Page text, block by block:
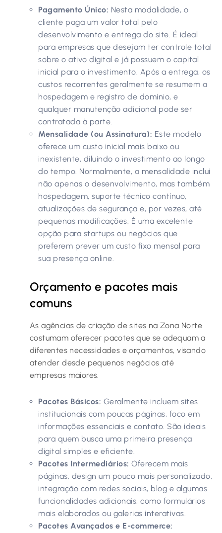
Pagamento Único: Nesta modalidade, o
cliente paga um valor total pelo
desenvolvimento e entrega do site. É ideal
para empresas que desejam ter controle total
sobre o ativo digital e já possuem o capital
inicial para o investimento. Após a entrega, os
custos recorrentes geralmente se resumem a
hospedagem e registro de domínio, e
qualquer manutenção adicional pode ser
contratada à parte.
Mensalidade (ou Assinatura): Este modelo
oferece um custo inicial mais baixo ou
inexistente, diluindo o investimento ao longo
do tempo. Normalmente, a mensalidade inclui
não apenas o desenvolvimento, mas também
hospedagem, suporte técnico contínuo,
atualizações de segurança e, por vezes, até
pequenas modificações. É uma excelente
opção para startups ou negócios que
preferem prever um custo fixo mensal para
sua presença online.
Orçamento e pacotes mais
comuns
As agências de criação de sites na Zona Norte
costumam oferecer pacotes que se adequam a
diferentes necessidades e orçamentos, visando
atender desde pequenos negócios até
empresas maiores.
Pacotes Básicos: Geralmente incluem sites
institucionais com poucas páginas, foco em
informações essenciais e contato. São ideais
para quem busca uma primeira presença
digital simples e eficiente.
Pacotes Intermediários: Oferecem mais
páginas, design um pouco mais personalizado,
integração com redes sociais, blog e algumas
funcionalidades adicionais, como formulários
mais elaborados ou galerias interativas.
Pacotes Avançados e E-commerce: